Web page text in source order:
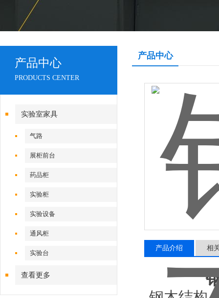
产品中心
PRODUCTS CENTER
实验室家具
气路
展柜前台
药品柜
实验柜
实验设备
通风柜
实验台
查看更多
产品中心
产品介绍 相